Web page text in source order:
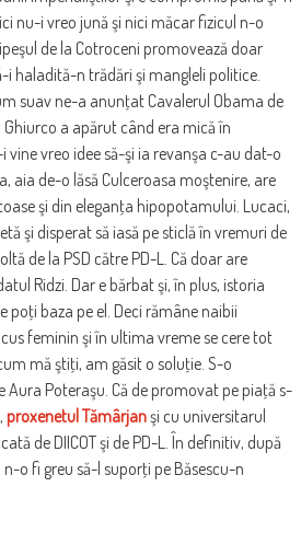
nu-i vreo jună şi nici măcar fizicul n-o
de la Cotroceni promovează doar
i haladită-n trădări şi mangleli politice.
suav ne-a anunţat Cavalerul Obama de
Ghiurco a apărut când era mică în
vine vreo idee să-şi ia revanşa c-au dat-o
aia de-o lăsă Culceroasa moştenire, are
şi din eleganţa hipopotamului. Lucaci,
şi disperat să iasă pe sticlă în vremuri de
de la PSD către PD-L. Că doar are
Ridzi. Dar e bărbat şi, în plus, istoria
poţi baza pe el. Deci rămâne naibii
feminin şi în ultima vreme se cere tot
mă ştiţi, am găsit o soluţie. S-o
Poteraşu. Că de promovat pe piaţă s-
proxenetul Tămârjanşi cu universitarul
de DIICOT şi de PD-L. În definitiv, după
o fi greu să-l suporţi pe Băsescu-n